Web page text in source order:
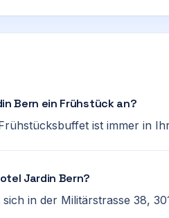
Bern ein Frühstück an?
ist immer in
Jardin Bern?
in der Militärstrasse 38,